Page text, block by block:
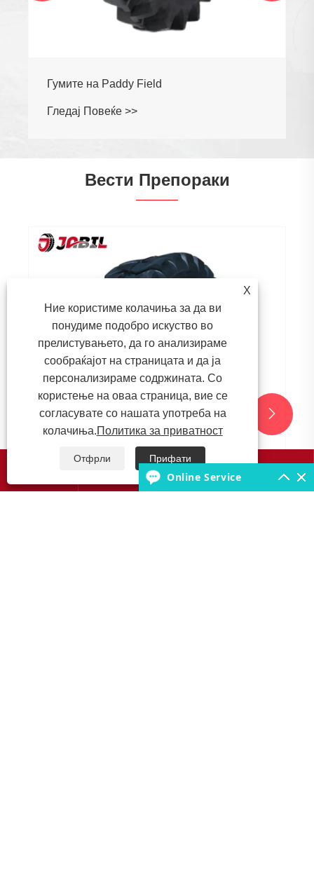
Вести Препораки
Зошто цврстите гуми се посоодветни за
интензитет?
Гледај Повеќе >>
 

X
Ние користиме колачиња за да ви
понудиме подобро искуство во
прелистувањето, да го анализираме
сообраќајот на страницата и да ја
персонализираме содржината. Со
користење на оваа страница, вие се
согласувате со нашата употреба на
колачиња.Политика за приватност
Отфрли Прифати
Online Service